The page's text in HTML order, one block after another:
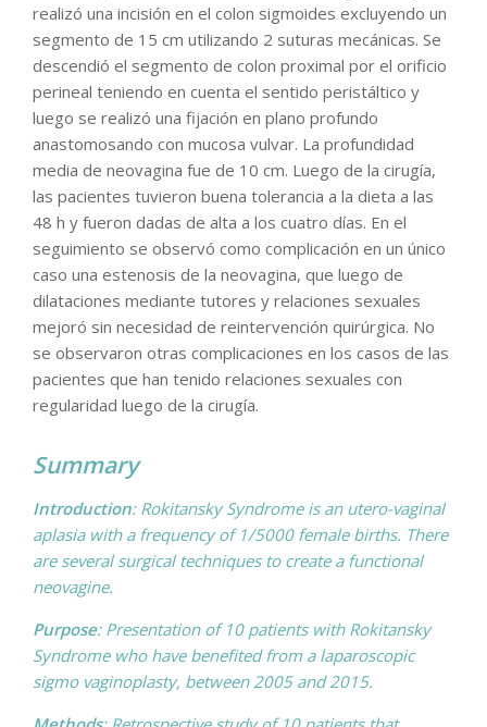
realizó una incisión en el colon sigmoides excluyendo un
segmento de 15 cm utilizando 2 suturas mecánicas. Se
descendió el segmento de colon proximal por el orificio
perineal teniendo en cuenta el sentido peristáltico y
luego se realizó una fijación en plano profundo
anastomosando con mucosa vulvar. La profundidad
media de neovagina fue de 10 cm. Luego de la cirugía,
las pacientes tuvieron buena tolerancia a la dieta a las
48 h y fueron dadas de alta a los cuatro días. En el
seguimiento se observó como complicación en un único
caso una estenosis de la neovagina, que luego de
dilataciones mediante tutores y relaciones sexuales
mejoró sin necesidad de reintervención quirúrgica. No
se observaron otras complicaciones en los casos de las
pacientes que han tenido relaciones sexuales con
regularidad luego de la cirugía.
Summary
Introduction: Rokitansky Syndrome is an utero-vaginal
aplasia with a frequency of 1/5000 female births. There
are several surgical techniques to create a functional
neovagine.
Purpose: Presentation of 10 patients with Rokitansky
Syndrome who have benefited from a laparoscopic
sigmo vaginoplasty, between 2005 and 2015.